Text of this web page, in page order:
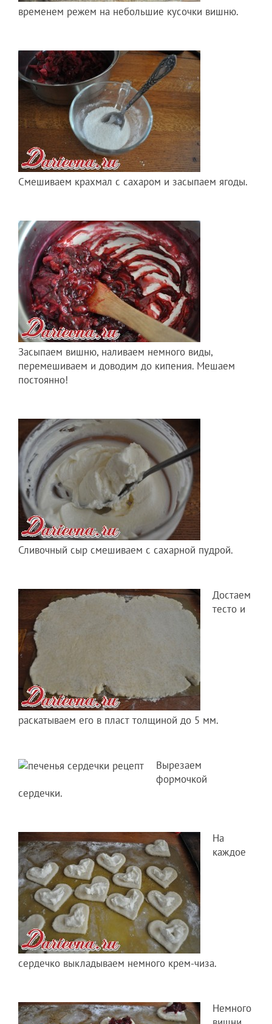
временем режем на небольшие кусочки вишню.
Смешиваем крахмал с сахаром и засыпаем ягоды.
Засыпаем вишню, наливаем немного виды,
перемешиваем и доводим до кипения. Мешаем
постоянно!
Сливочный сыр смешиваем с сахарной пудрой.
Достаем
тесто и
раскатываем его в пласт толщиной до 5 мм.
Вырезаем
формочкой
сердечки.
На
каждое
сердечко выкладываем немного крем-чиза.
Немного